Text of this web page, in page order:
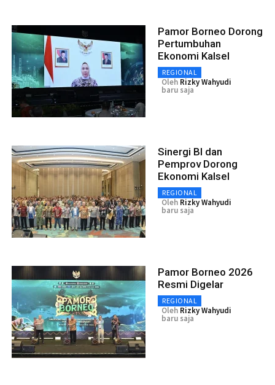
Pamor Borneo Dorong
Pertumbuhan
Ekonomi Kalsel
REGIONAL
Oleh Rizky Wahyudi
baru saja
Sinergi BI dan
Pemprov Dorong
Ekonomi Kalsel
REGIONAL
Oleh Rizky Wahyudi
baru saja
Pamor Borneo 2026
Resmi Digelar
REGIONAL
Oleh Rizky Wahyudi
baru saja